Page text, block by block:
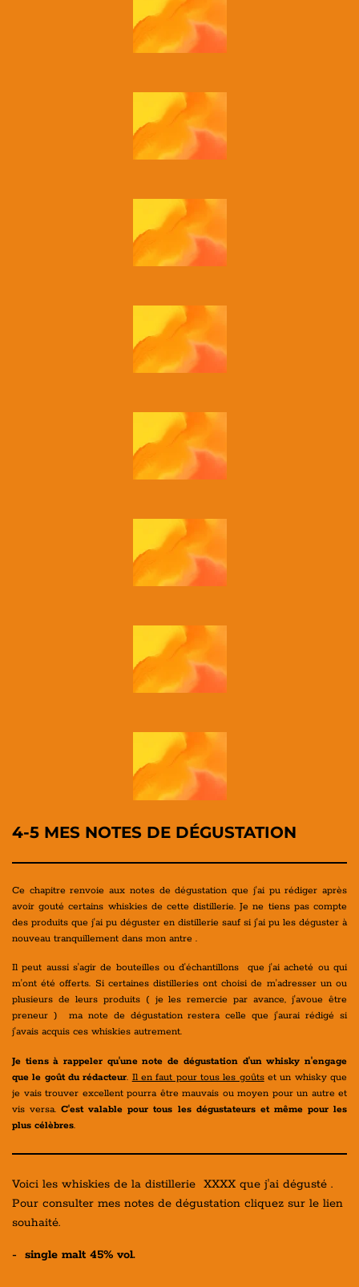
4-5 MES NOTES DE DÉGUSTATION
Ce chapitre renvoie aux notes de dégustation que j'ai pu rédiger après
avoir gouté certains whiskies de cette distillerie. Je ne tiens pas compte
des produits que j'ai pu déguster en distillerie sauf si j'ai pu les déguster à
nouveau tranquillement dans mon antre .
Il peut aussi s'agir de bouteilles ou d'échantillons que j'ai acheté ou qui
m'ont été offerts. Si certaines distilleries ont choisi de m'adresser un ou
plusieurs de leurs produits ( je les remercie par avance, j'avoue être
preneur ) ma note de dégustation restera celle que j'aurai rédigé si
j'avais acquis ces whiskies autrement.
Je tiens à rappeler qu'une note de dégustation d'un whisky n'engage
que le goût du rédacteur. Il en faut pour tous les goûtset un whisky que
je vais trouver excellent pourra être mauvais ou moyen pour un autre et
vis versa.C'est valable pour tous les dégustateurs et même pour les
plus célèbres.
Voici les whiskies de la distillerie XXXX que j'ai dégusté .
Pour consulter mes notes de dégustation cliquez sur le lien
souhaité.
- single malt 45% vol.